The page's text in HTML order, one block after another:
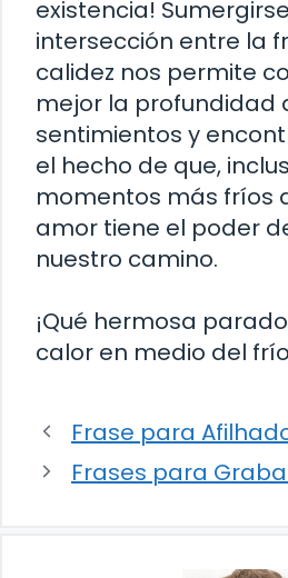
existencia!
intersección entre la
calidez nos permite
mejor la profundidad
sentimientos y
el hecho de que,
momentos más fríos
amor tiene el poder
nuestro camino.
¡Qué hermosa
calor en medio del
Frase para
Frases para